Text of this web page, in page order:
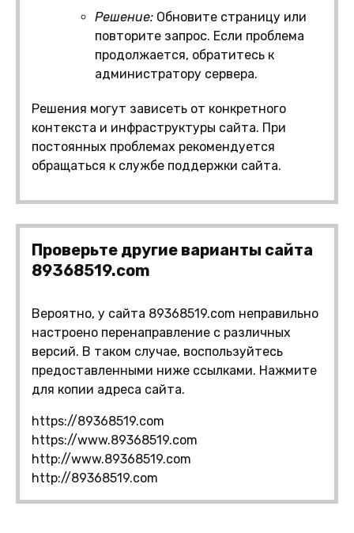
Решение: Обновите страницу или
повторите запрос. Если проблема
продолжается, обратитесь к
администратору сервера.
Решения могут зависеть от конкретного
контекста и инфраструктуры сайта. При
постоянных проблемах рекомендуется
обращаться к службе поддержки сайта.
Проверьте другие варианты сайта
89368519.com
Вероятно, у сайта 89368519.com неправильно
настроено перенаправление с различных
версий. В таком случае, воспользуйтесь
предоставленными ниже ссылками. Нажмите
для копии адреса сайта.
https://89368519.com
https://www.89368519.com
http://www.89368519.com
http://89368519.com